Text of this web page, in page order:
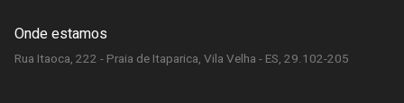
Onde estamos
Rua Itaoca, 222 - Praia de Itaparica, Vila Velha - ES, 29.102-205